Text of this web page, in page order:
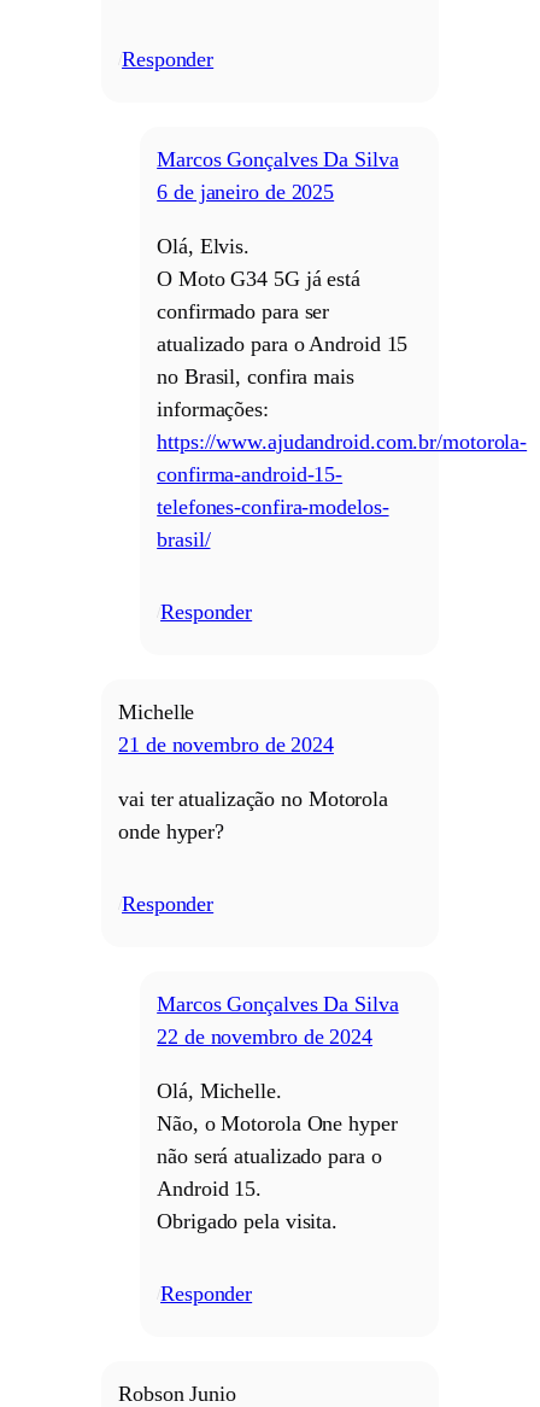
Responder
Marcos Gonçalves Da Silva
6 de janeiro de 2025
Olá, Elvis.
O Moto G34 5G já está
confirmado para ser
atualizado para o Android 15
no Brasil, confira mais
informações:
https://www.ajudandroid.com.br/motorola-
confirma-android-15-
telefones-confira-modelos-
brasil/
Responder
Michelle
21 de novembro de 2024
vai ter atualização no Motorola
onde hyper?
Responder
Marcos Gonçalves Da Silva
22 de novembro de 2024
Olá, Michelle.
Não, o Motorola One hyper
não será atualizado para o
Android 15.
Obrigado pela visita.
Responder
Robson Junio